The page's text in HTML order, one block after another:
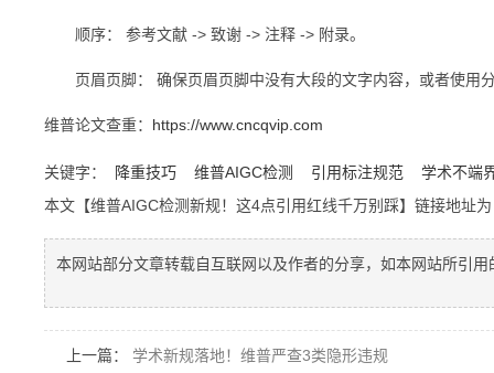
顺序： 参考文献 -> 致谢 -> 注释 -> 附录。
页眉页脚： 确保页眉页脚中没有大段的文字内容，或者使用
维普论文查重： https://www.cncqvip.com
关键字： 降重技巧 维普AIGC检测 引用标注规范
学术不端
本文【维普AIGC检测新规！这4点引用红线千万别踩】链接地址
本网站部分文章转载自互联网以及作者的分享，如本网站所引
上一篇： 学术新规落地！维普严查3类隐形违规